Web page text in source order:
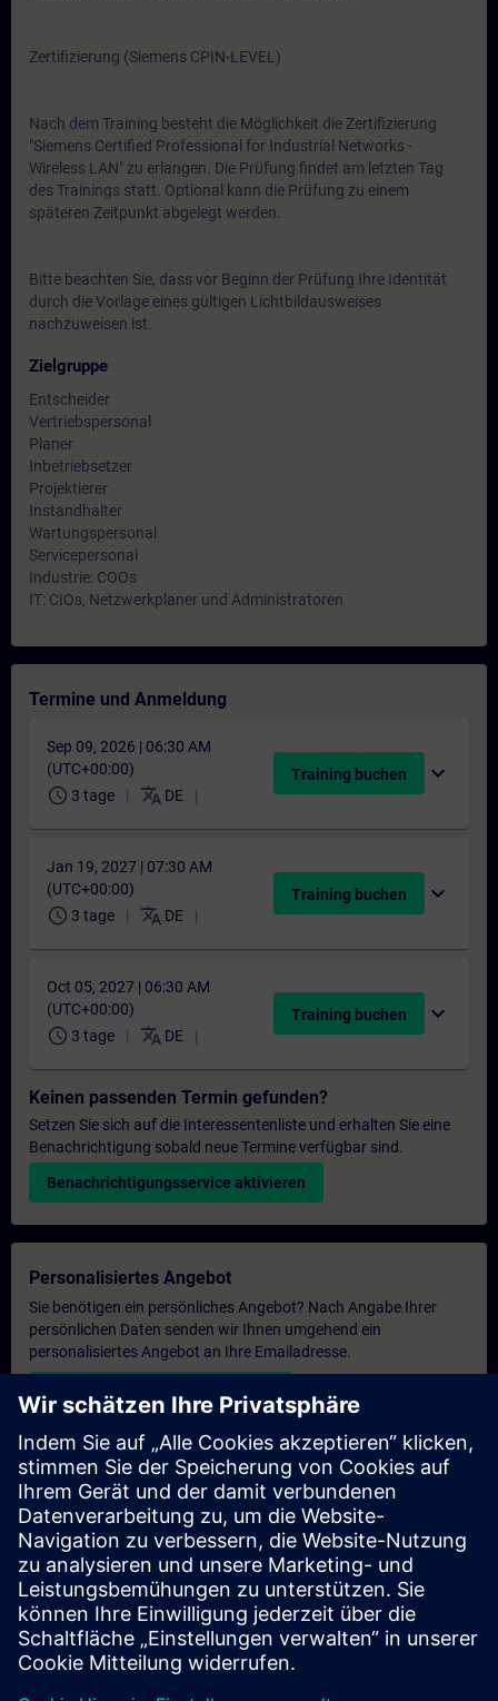
Zertifizierung (Siemens CPIN-LEVEL)
Nach dem Training besteht die Möglichkeit die Zertifizierung
"Siemens Certified Professional for Industrial Networks -
Wireless LAN" zu erlangen. Die Prüfung findet am letzten Tag
des Trainings statt. Optional kann die Prüfung zu einem
späteren Zeitpunkt abgelegt werden.
Bitte beachten Sie, dass vor Beginn der Prüfung Ihre Identität
durch die Vorlage eines gültigen Lichtbildausweises
nachzuweisen ist.
Zielgruppe
Entscheider
Vertriebspersonal
Planer
Inbetriebsetzer
Projektierer
Instandhalter
Wartungspersonal
Servicepersonal
Industrie: COOs
IT: CIOs, Netzwerkplaner und Administratoren
Termine und Anmeldung
Sep 09, 2026 | 06:30 AM
(UTC+00:00)
schedule 3 tage translate DE
Training buchen expand_more
Jan 19, 2027 | 07:30 AM
(UTC+00:00)
schedule 3 tage translate DE
Training buchen expand_more
Oct 05, 2027 | 06:30 AM
(UTC+00:00)
schedule 3 tage translate DE
Training buchen expand_more
Keinen passenden Termin gefunden?
Setzen Sie sich auf die Interessentenliste und erhalten Sie eine
Benachrichtigung sobald neue Termine verfügbar sind.
Benachrichtigungsservice aktivieren
Personalisiertes Angebot
Sie benötigen ein persönliches Angebot? Nach Angabe Ihrer
persönlichen Daten senden wir Ihnen umgehend ein
personalisiertes Angebot an Ihre Emailadresse.
Persönliches Angebot zusenden
Anfrage Exklusivtraining
Haben Sie Bedarf an einem höheren Schulungsangebot und
brauchen ein exklusives Training – entweder vor Ort bei Ihnen,
virtuell oder in einem SITRAIN Trainingscenter? Nachdem Sie
uns Ihre persönlichen Daten und Ihren Trainingsbedarf
übermittelt haben, bekommen Sie von uns ein Angebot für eine
exklusive Schulung.
Exklusives Angebot anfragen